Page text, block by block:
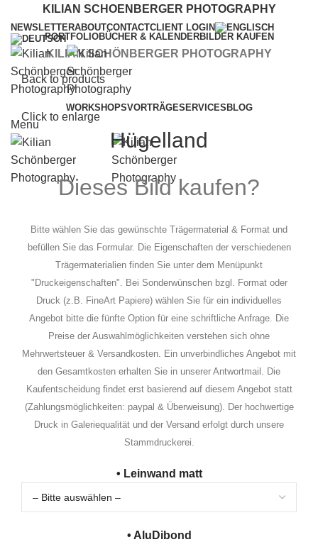
KILIAN SCHOENBERGER PHOTOGRAPHY
NEWSLETTERABOUTCONTACTCLIENT LOGIN
KILIAN SCHÖNBERGER PHOTOGRAPHY
PORTFOLIOBÜCHER & KALENDERBILDER KAUFEN
WORKSHOPSVORTRÄGESERVICES BLOG
Menu
Back to products
Click to enlarge
Hügelland
Dieses Bild kaufen?
Bitte wählen Sie das gewünschte Trägermaterial & Format und
befüllen Sie das Formular. Die Eigenschaften der verschiedenen
Trägermaterialien finden Sie unter dem Menüpunkt
"Druckeigenschaften". Bei Sonderwünschen bzgl. Format oder
Druck (z.B. FineArt Papiere) wählen Sie für ein individuelles
Angebot bitte die fünfte Option für eine schriftliche Anfrage. Die
Preise der Auswahlmöglichkeiten verstehen sich ohne
Mehrwertsteuer & Versandkosten. Ein unverbindliches Angebot mit
den Gesamtkosten erhalten Sie in unserer Antwortmail. Die
Kaufentscheidung findet erst basierend auf diesem Angebot statt
(Zahlungsmöglichkeiten: paypal & Überweisung). Der hochwertige
Druck in Galeriequalität und der Versand erfolgt durch unsere
Stammdruckerei.
• Leinwand matt
• AluDibond